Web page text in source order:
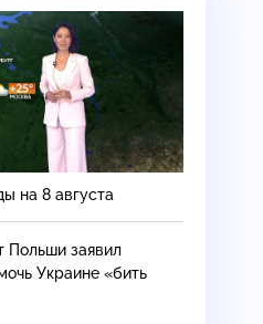
на 8 августа
Польши заявил
Украине «бить